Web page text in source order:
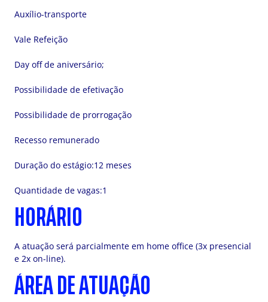
Auxílio-transporte
Vale Refeição
Day off de aniversário;
Possibilidade de efetivação
Possibilidade de prorrogação
Recesso remunerado
Duração do estágio:12 meses
Quantidade de vagas:1
HORÁRIO
A atuação será parcialmente em home office (3x presencial
e 2x on-line).
ÁREA DE ATUAÇÃO